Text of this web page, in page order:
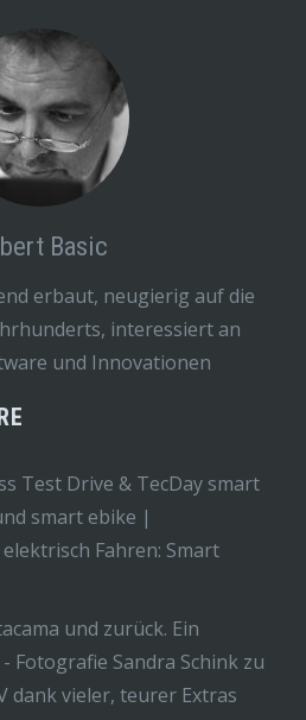
Basic
erbaut, neugierig auf die
interessiert an
und Innovationen
Test Drive & TecDay smart
smart ebike |
elektrisch Fahren: Smart
und zurück. Ein
Fotografie Sandra Schink zu
dank vieler, teurer Extras